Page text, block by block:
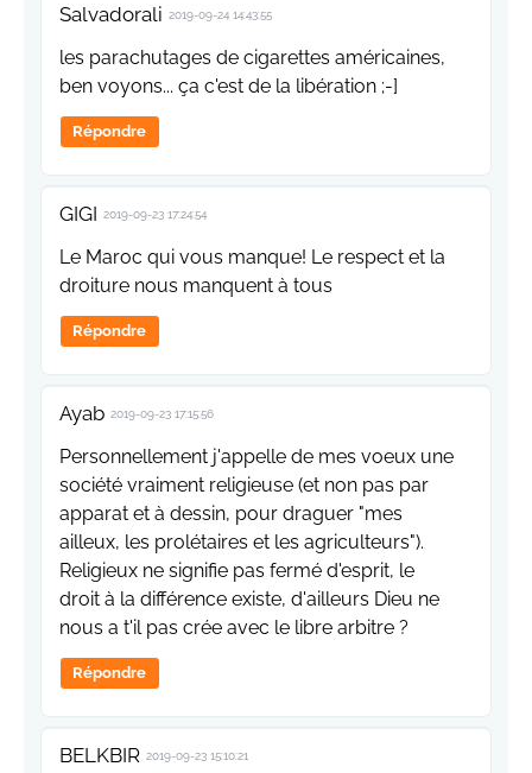
Salvadorali 2019-09-24 14:43:55
les parachutages de cigarettes américaines,
ben voyons... ça c'est de la libération ;-]
Répondre
GIGI 2019-09-23 17:24:54
Le Maroc qui vous manque! Le respect et la
droiture nous manquent à tous
Répondre
Ayab 2019-09-23 17:15:56
Personnellement j'appelle de mes voeux une
société vraiment religieuse (et non pas par
apparat et à dessin, pour draguer "mes
ailleux, les prolétaires et les agriculteurs").
Religieux ne signifie pas fermé d'esprit, le
droit à la différence existe, d'ailleurs Dieu ne
nous a t'il pas crée avec le libre arbitre ?
Répondre
BELKBIR 2019-09-23 15:10:21